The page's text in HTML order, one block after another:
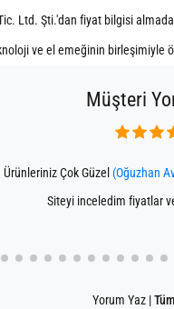
Ltd. Şti.'dan fiyat bilgisi
ve el emeğinin birleşimiyle
Müşteri
Ürünleriniz Çok Güzel (Oğuzhan
Siteyi inceledim fiyatlar
Yorum Yaz |